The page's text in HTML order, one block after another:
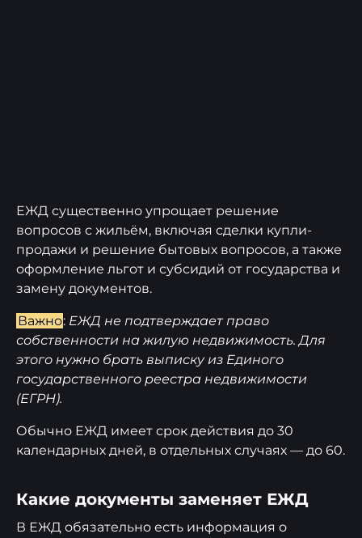
ЕЖД существенно упрощает решение
вопросов с жильём, включая сделки купли-
продажи и решение бытовых вопросов, а также
оформление льгот и субсидий от государства и
замену документов.
Важно: ЕЖД не подтверждает право
собственности на жилую недвижимость. Для
этого нужно брать выписку из Единого
государственного реестра недвижимости
(ЕГРН).
Обычно ЕЖД имеет срок действия до 30
календарных дней, в отдельных случаях — до 60.
Какие документы заменяет ЕЖД
В ЕЖД обязательно есть информация о